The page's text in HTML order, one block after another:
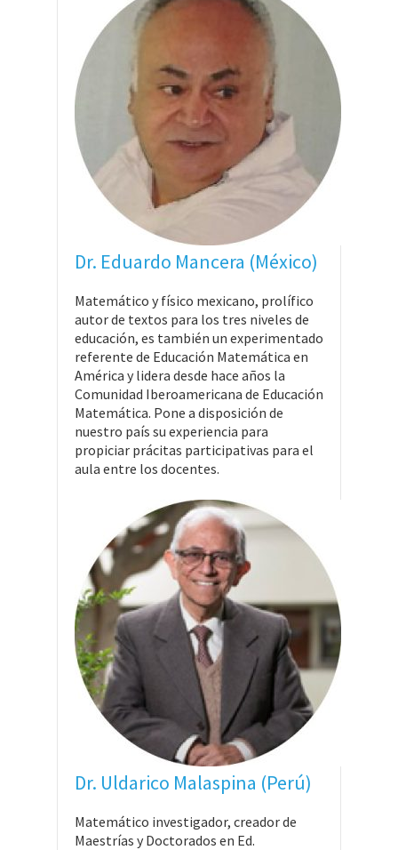
Dr. Eduardo Mancera (México)
Matemático y físico mexicano, prolífico
autor de textos para los tres niveles de
educación, es también un experimentado
referente de Educación Matemática en
América y lidera desde hace años la
Comunidad Iberoamericana de Educación
Matemática. Pone a disposición de
nuestro país su experiencia para
propiciar prácitas participativas para el
aula entre los docentes.
Dr. Uldarico Malaspina (Perú)
Matemático investigador, creador de
Maestrías y Doctorados en Ed.